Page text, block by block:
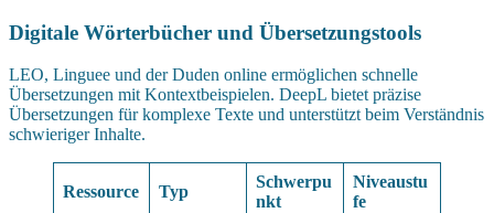
Digitale Wörterbücher und Übersetzungstools
LEO, Linguee und der Duden online ermöglichen schnelle
Übersetzungen mit Kontextbeispielen. DeepL bietet präzise
Übersetzungen für komplexe Texte und unterstützt beim Verständnis
schwieriger Inhalte.
Ressource Typ
Schwerpu
nkt
Niveaustu
fe